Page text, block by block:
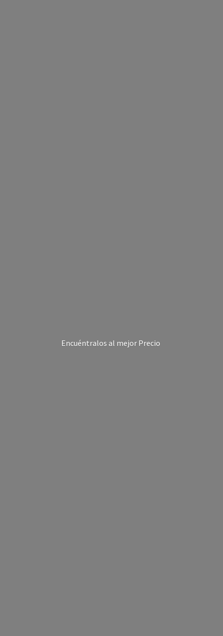
Encuéntralos al mejor Precio